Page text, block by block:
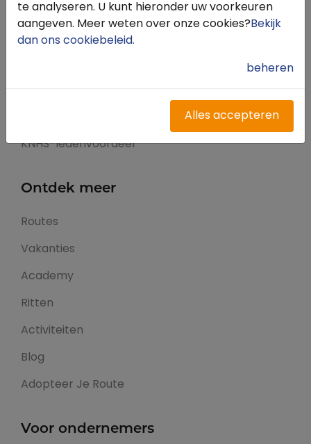
Inloggen
Registreren
KNHS-ledenvoordeel
Ontdek meer
Routes
Vakanties
Academy
Ritten
Activiteiten
Blog
Adopteer Je Route
Voor ondernemers
te analyseren. U kunt hieronder uw voorkeuren
aangeven. Meer weten over onze cookies? Bekijk
dan ons cookiebeleid.
beheren
Alles accepteren